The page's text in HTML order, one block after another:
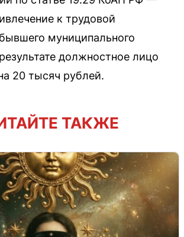
к трудовой
муниципального
должностное лицо
20 тысяч рублей.
ТАКЖЕ